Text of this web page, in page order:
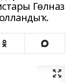
Гөлназ